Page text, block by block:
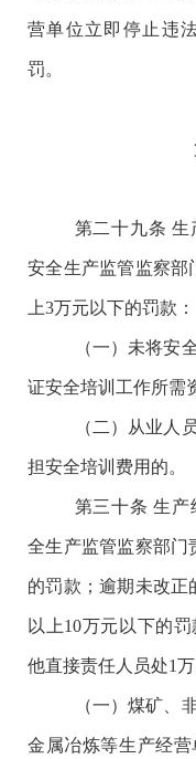
营单位立即停止违
罚。
第二十九条 生
安全生产监管监察部
上3万元以下的罚款：
（一）未将安
证安全培训工作所需
（二）从业人
担安全培训费用的。
第三十条 生产
全生产监管监察部门
的罚款；逾期未改正
以上10万元以下的
他直接责任人员处1
（一）煤矿、
金属冶炼等生产经